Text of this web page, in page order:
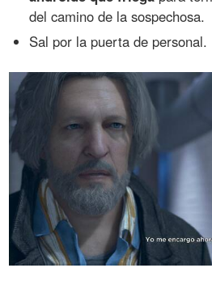
del camino de la sospechosa.
Sal por la puerta de personal.